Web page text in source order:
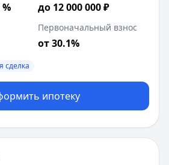
% до 12 000 000 ₽
Первоначальный взнос
от 30.1%
сделка
ипотеку